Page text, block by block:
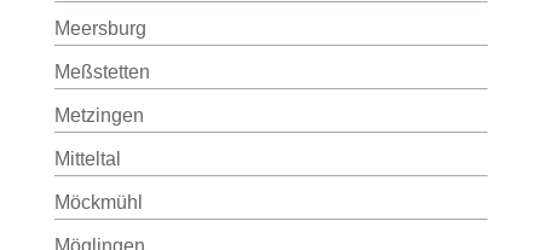
Meersburg
Meßstetten
Metzingen
Mitteltal
Möckmühl
Möglingen